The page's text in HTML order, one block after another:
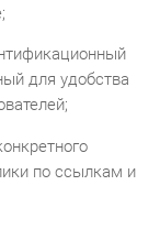
для удобства
по ссылкам и